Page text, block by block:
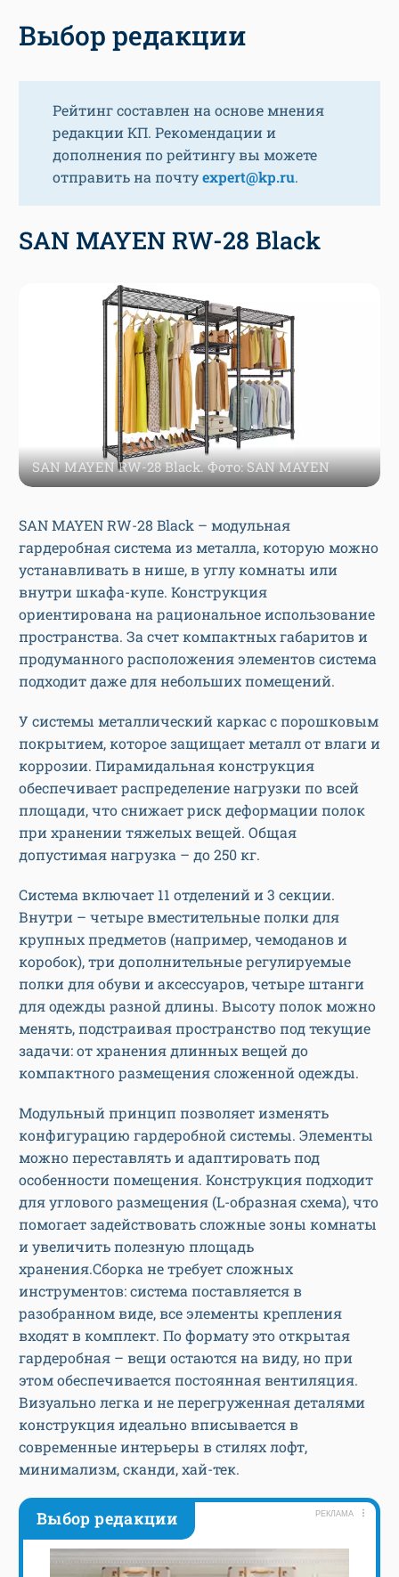
Выбор редакции
Рейтинг составлен на основе мнения
редакции КП. Рекомендации и
дополнения по рейтингу вы можете
отправить на почтуexpert@kp.ru.
SAN MAYEN RW-28 Black
SAN MAYEN RW-28 Black. Фото: SAN MAYEN
SAN MAYEN RW-28 Black – модульная
гардеробная система из металла, которую можно
устанавливать в нише, в углу комнаты или
внутри шкафа-купе. Конструкция
ориентирована на рациональное использование
пространства. За счет компактных габаритов и
продуманного расположения элементов система
подходит даже для небольших помещений.
У системы металлический каркас с порошковым
покрытием, которое защищает металл от влаги и
коррозии. Пирамидальная конструкция
обеспечивает распределение нагрузки по всей
площади, что снижает риск деформации полок
при хранении тяжелых вещей. Общая
допустимая нагрузка – до 250 кг.
Система включает 11 отделений и 3 секции.
Внутри – четыре вместительные полки для
крупных предметов (например, чемоданов и
коробок), три дополнительные регулируемые
полки для обуви и аксессуаров, четыре штанги
для одежды разной длины. Высоту полок можно
менять, подстраивая пространство под текущие
задачи: от хранения длинных вещей до
компактного размещения сложенной одежды.
Модульный принцип позволяет изменять
конфигурацию гардеробной системы. Элементы
можно переставлять и адаптировать под
особенности помещения. Конструкция подходит
для углового размещения (L-образная схема), что
помогает задействовать сложные зоны комнаты
и увеличить полезную площадь
хранения.Сборка не требует сложных
инструментов: система поставляется в
разобранном виде, все элементы крепления
входят в комплект. По формату это открытая
гардеробная – вещи остаются на виду, но при
этом обеспечивается постоянная вентиляция.
Визуально легка и не перегруженная деталями
конструкция идеально вписывается в
современные интерьеры в стилях лофт,
минимализм, сканди, хай-тек.
Выбор редакции РЕКЛАМА